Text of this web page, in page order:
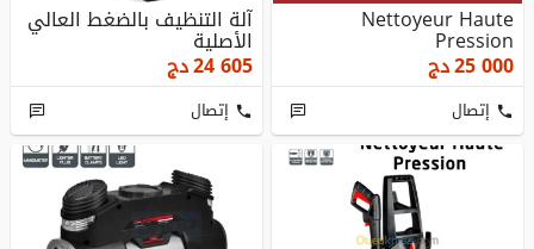
Nettoyeur Haute
Pression
25 000دج
إتصال
آلة التنظيف بالضغط العالي
الأصلية
24 605دج
إتصال